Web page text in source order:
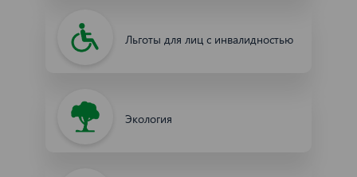
Льготы для лиц с инвалидностью
Экология